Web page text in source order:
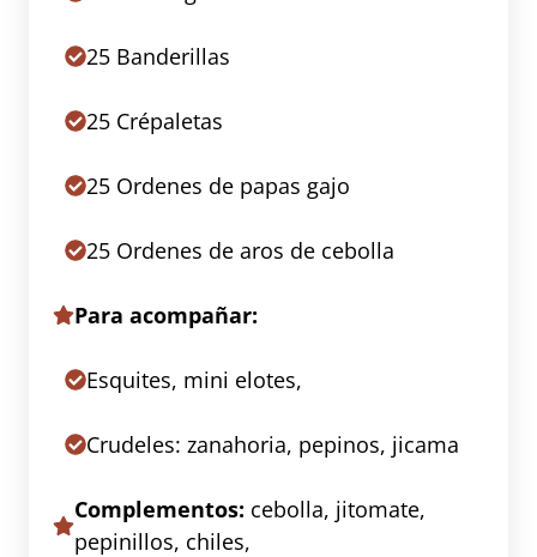
25 Banderillas
25 Crépaletas
25 Ordenes de papas gajo
25 Ordenes de aros de cebolla
Para acompañar:
Esquites, mini elotes,
Crudeles: zanahoria, pepinos, jicama
Complementos: cebolla, jitomate,
pepinillos, chiles,